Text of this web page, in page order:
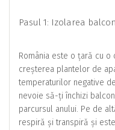
Pasul 1: Izolarea
România este o țară cu
creșterea plantelor de
temperaturilor negative
nevoie să-ți închizi
parcursul anului. Pe de
respiră și transpiră și